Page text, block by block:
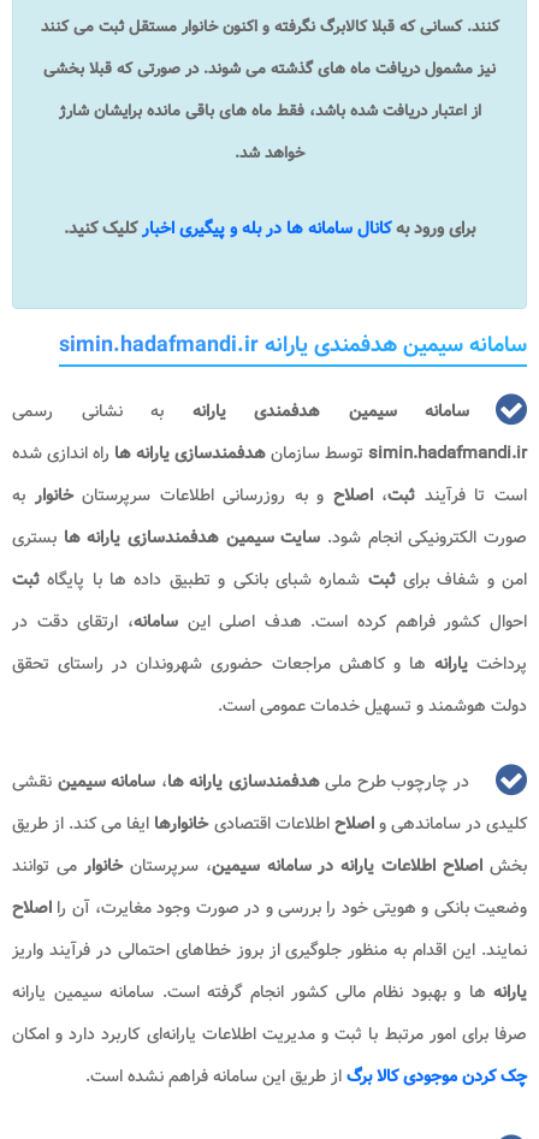
کنند. کسانی که قبلا کالابرگ نگرفته و اکنون خانوار مستقل ثبت می کنند
نیز مشمول دریافت ماه های گذشته می شوند. در صورتی که قبلا بخشی
از اعتبار دریافت شده باشد، فقط ماه های باقی مانده برایشان شارژ
خواهد شد.
برای ورود بهکانال سامانه ها در بله و پیگیری اخبارکلیک کنید.
سامانه سیمین هدفمندی یارانه simin.hadafmandi.ir
سامانه سیمین هدفمندی یارانه به نشانی رسمی
simin.hadafmandi.ir توسط سازمانهدفمندسازی یارانه ها راه اندازی شده
است تا فرآیند ثبت،اصلاح و به روزرسانی اطلاعات سرپرستانخانوار به
صورت الکترونیکی انجام شود. سایت سیمین هدفمندسازی یارانه ها بستری
امن و شفاف برایثبت شماره شبای بانکی و تطبیق داده ها با پایگاه ثبت
احوال کشور فراهم کرده است. هدف اصلی اینسامانه، ارتقای دقت در
پرداختیارانه ها و کاهش مراجعات حضوری شهروندان در راستای تحقق
دولت هوشمند و تسهیل خدمات عمومی است.
در چارچوب طرح ملیهدفمندسازی یارانه ها، سامانه سیمین نقشی
کلیدی در ساماندهی واصلاحاطلاعات اقتصادیخانوارها ایفا می کند. از طریق
بخش اصلاح اطلاعات یارانه در سامانه سیمین، سرپرستانخانوارمی توانند
وضعیت بانکی و هویتی خود را بررسی و در صورت وجود مغایرت، آن را اصلاح
نمایند. این اقدام به منظور جلوگیری از بروز خطاهای احتمالی در فرآیند واریز
یارانه ها و بهبود نظام مالی کشور انجام گرفته است. سامانه سیمین یارانه
صرفا برای امور مرتبط با ثبت و مدیریت اطلاعات یارانه‌ای کاربرد دارد و امکان
چک کردن موجودی کالا برگاز طریق این سامانه فراهم نشده است.